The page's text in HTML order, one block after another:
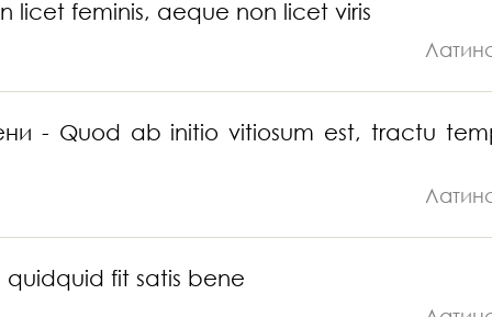
licet feminis, aeque non licet viris
- Quod ab initio vitiosum est, tractu
quidquid fit satis bene